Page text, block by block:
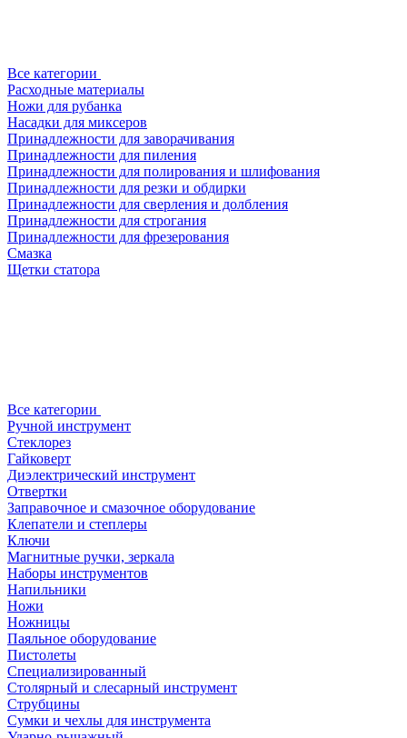
Все категории
Расходные материалы
Ножи для рубанка
Насадки для миксеров
Принадлежности для заворачивания
Принадлежности для пиления
Принадлежности для полирования и шлифования
Принадлежности для резки и обдирки
Принадлежности для сверления и долбления
Принадлежности для строгания
Принадлежности для фрезерования
Смазка
Щетки статора
Все категории
Ручной инструмент
Стеклорез
Гайковерт
Диэлектрический инструмент
Отвертки
Заправочное и смазочное оборудование
Клепатели и степлеры
Ключи
Магнитные ручки, зеркала
Наборы инструментов
Напильники
Ножи
Ножницы
Паяльное оборудование
Пистолеты
Специализированный
Столярный и слесарный инструмент
Струбцины
Сумки и чехлы для инструмента